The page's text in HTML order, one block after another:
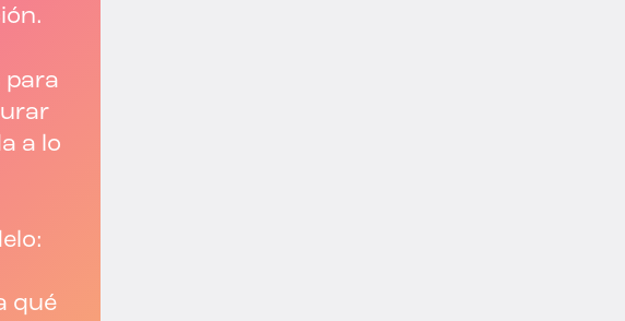
para
a lo
qué